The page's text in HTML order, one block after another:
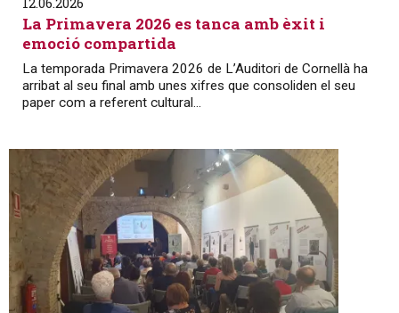
La Primavera 2026 es tanca amb èxit i
emoció compartida
La temporada Primavera 2026 de L’Auditori de Cornellà ha
arribat al seu final amb unes xifres que consoliden el seu
paper com a referent cultural...